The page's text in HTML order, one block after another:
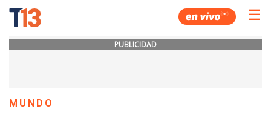
☰
PUBLICIDAD
MUNDO